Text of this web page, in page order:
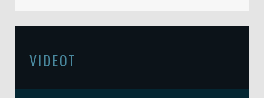
VIDEOT